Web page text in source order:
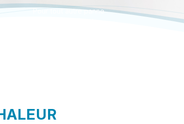
Pour tout autre panne